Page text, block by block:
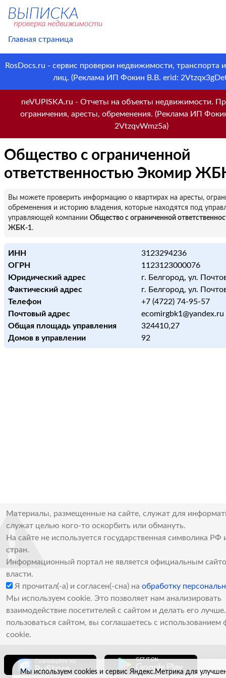
Главная страница
RosDocs.ru - сервис проверки недвижимости, транспорта
лиц. (Реклама ИП Фокин В.В. erid:
neVUPISKA.ru - Отчеты на объекты недвижимости.
ограничения, аресты, обременения. (Реклама ИП
2VtzqvWmz5a)
Общество с ограниченной
ответственностью Экомир
Вы можете проверить информацию о квартирах на аресты,
обременения и историю владения, которые находятся под
управляющей компании Общество с ограниченной
ЖБК-1.
ИНН
3123294236
ОГРН
1123123000076
Юридический адрес
г. Белгород, ул.
Фактический адрес
г. Белгород, ул.
Телефон
+7 (4722) 74-95-57
Почтовый адрес
ecomirgbk1@yandex.ru
Общая площадь управления
324410,27
Домов в управлении
92
Материалы, размещенные на сайте, служат для
служат целью кого-то оскорбить или обмануть.
На сайте не используется государственная символика РФ
стран.
Информационный портал не является официальным
власти.
Я прочитал(-а) и согласен(-сна) на обработку
Мы используем cookie. Это позволяет нам анализировать
взаимодействие посетителей с сайтом и делать его
пользоваться сайтом, вы соглашаетесь с использованием
cookie.
Мы используем cookies и сервис Яндекс.Метрика для